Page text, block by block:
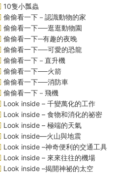
10隻小瓢蟲
偷偷看一下－認識動物的家
偷偷看一下──逛逛動物園
偷偷看一下─有趣的夜晚
偷偷看一下──可愛的恐龍
偷偷看一下－直升機
偷偷看一下──火箭
偷偷看一下──消防車
偷偷看一下－飛機
Look inside – 千變萬化的工作
Look inside – 食物和消化的祕密
Look inside – 極端的天氣
Look inside—火山與地震
Look inside –神奇便利的交通工具
Look inside – 來來往往的機場
Look inside –揭開神祕的太空